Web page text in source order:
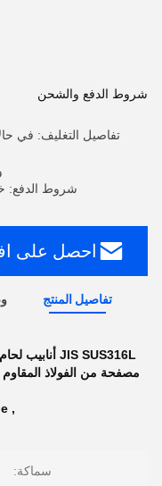
شروط الدفع والشحن
تفاصيل التغليف: في
شروط الدفع:
احصل على
تفاصيل المنتج
مصفحة من الفولاذ المقاوم
,
سماكة: